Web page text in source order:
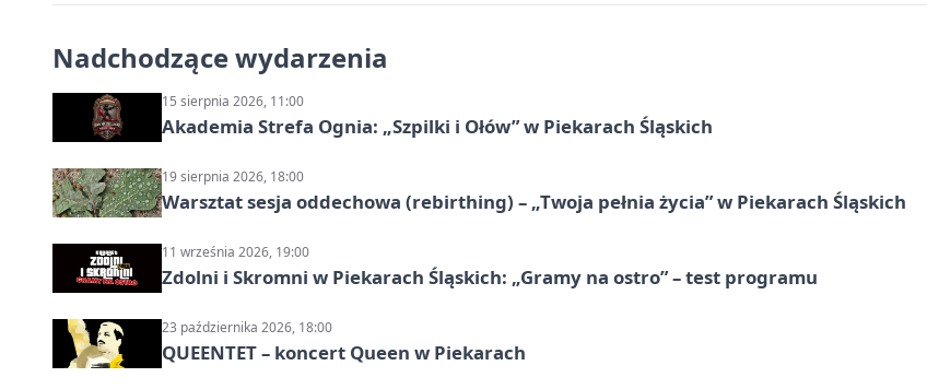
Nadchodzące wydarzenia
15 sierpnia 2026, 11:00
Akademia Strefa Ognia: „Szpilki i Ołów” w Piekarach Śląskich
19 sierpnia 2026, 18:00
Warsztat sesja oddechowa (rebirthing) – „Twoja pełnia życia” w Piekarach Śląskich
11 września 2026, 19:00
Zdolni i Skromni w Piekarach Śląskich: „Gramy na ostro” – test programu
23 października 2026, 18:00
QUEENTET – koncert Queen w Piekarach